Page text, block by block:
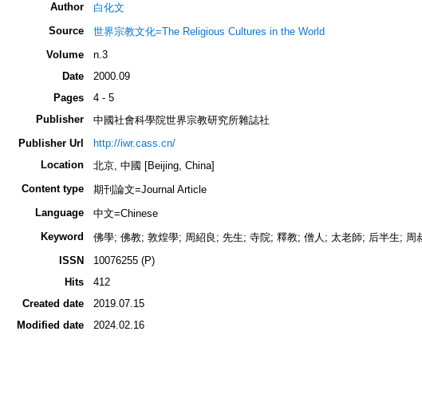
Author
白化文
Source
世界宗教文化=The Religious Cultures in the World
Volume
n.3
Date
2000.09
Pages
4 - 5
Publisher
中國社會科學院世界宗教研究所雜誌社
Publisher Url
http://iwr.cass.cn/
Location
北京, 中國 [Beijing, China]
Content type
期刊論文=Journal Article
Language
中文=Chinese
Keyword
佛學; 佛教; 敦煌學; 周紹良; 先生; 寺院; 釋教; 僧人; 太老師; 后半生; 周
ISSN
10076255 (P)
Hits
412
Created date
2019.07.15
Modified date
2024.02.16